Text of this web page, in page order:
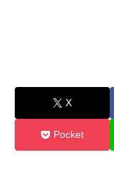
X
Pocket